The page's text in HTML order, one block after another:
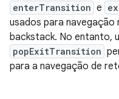
enterTransition e
usados para navegação
backstack. No entanto,
popExitTransition
para a navegação de